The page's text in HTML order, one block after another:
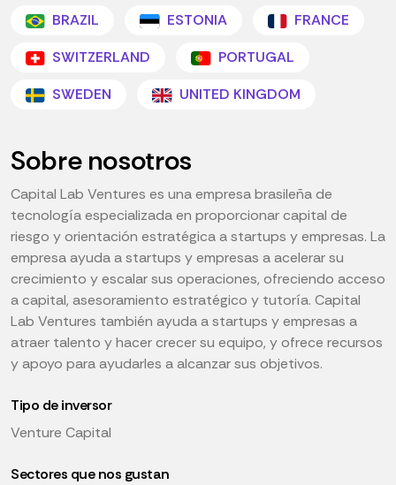
BRAZIL ESTONIA
FRANCE
SWITZERLAND
PORTUGAL
SWEDEN
UNITED KINGDOM
Sobre nosotros
Capital Lab Ventures es una empresa brasileña de
tecnología especializada en proporcionar capital de
riesgo y orientación estratégica a startups y empresas. La
empresa ayuda a startups y empresas a acelerar su
crecimiento y escalar sus operaciones, ofreciendo acceso
a capital, asesoramiento estratégico y tutoría. Capital
Lab Ventures también ayuda a startups y empresas a
atraer talento y hacer crecer su equipo, y ofrece recursos
y apoyo para ayudarles a alcanzar sus objetivos.
Tipo de inversor
Venture Capital
Sectores que nos gustan